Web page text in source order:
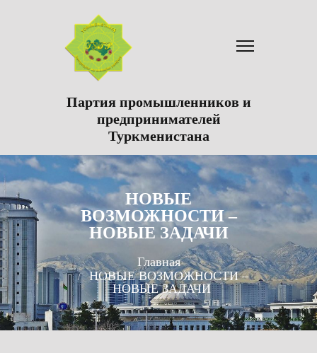
Партия промышленников и
предпринимателей
Туркменистана
НОВЫЕ
ВОЗМОЖНОСТИ –
НОВЫЕ ЗАДАЧИ
Главная
НОВЫЕ ВОЗМОЖНОСТИ –
НОВЫЕ ЗАДАЧИ